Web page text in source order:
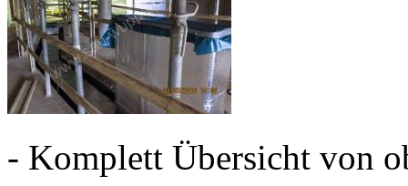
- Komplett Übersicht von